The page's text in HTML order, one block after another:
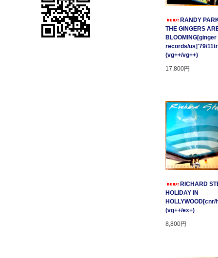
RANDY
THE GINGERS
BLOOMING[ginger
records/us]'79/
(vg++/vg++)
17,800円
RICHARD
HOLIDAY IN
(vg++/ex+)
8,800円